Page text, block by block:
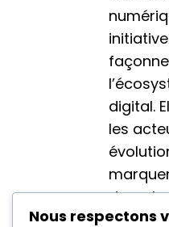
digital.
les
du web.
Nous respectons